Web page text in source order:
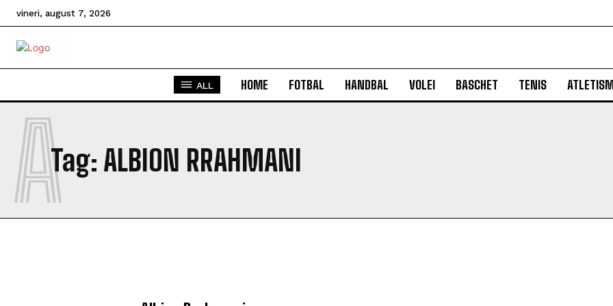
vineri, august 7, 2026
ALL HOME FOTBAL HANDBAL VOLEI BASCHET TENIS
Tag: ALBION RRAHMANI
A